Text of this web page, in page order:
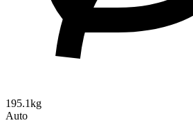
195.1kg
Auto